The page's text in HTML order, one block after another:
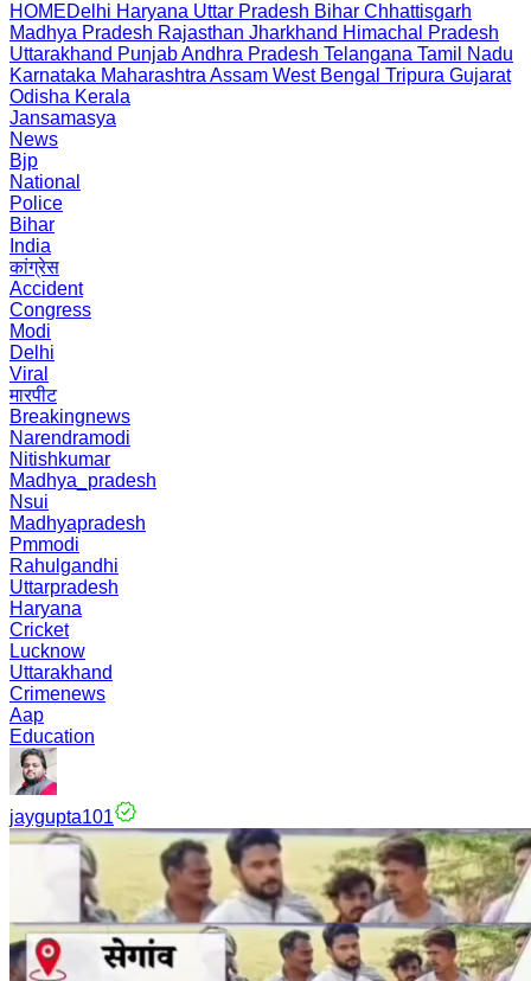
HOMEDelhi Haryana Uttar Pradesh Bihar Chhattisgarh
Madhya Pradesh Rajasthan Jharkhand Himachal Pradesh
Uttarakhand PunjabAndhra Pradesh Telangana Tamil Nadu
Karnataka Maharashtra Assam West Bengal Tripura Gujarat
Odisha Kerala
Jansamasya
News
Bjp
National
Police
Bihar
India
कांग्रेस
Accident
Congress
Modi
Delhi
Viral
मारपीट
Breakingnews
Narendramodi
Nitishkumar
Madhya_pradesh
Nsui
Madhyapradesh
Pmmodi
Rahulgandhi
Uttarpradesh
Haryana
Cricket
Lucknow
Uttarakhand
Crimenews
Aap
Education
jaygupta101